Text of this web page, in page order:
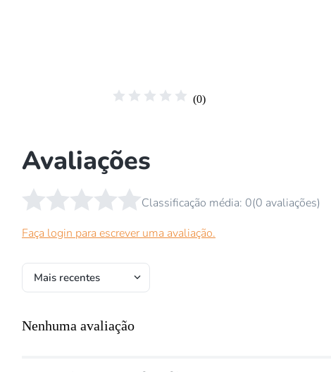
☆ ☆ ☆ ☆ ☆ (0)
Avaliações
☆ ☆ ☆ ☆ ☆ Classificação média: 0(0 avaliações)
Faça login para escrever uma avaliação.
Mais recentes
Nenhuma avaliação